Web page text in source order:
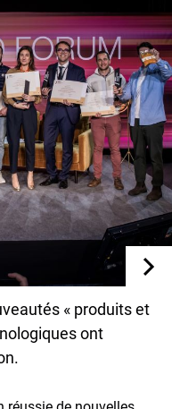
« produits et
ont